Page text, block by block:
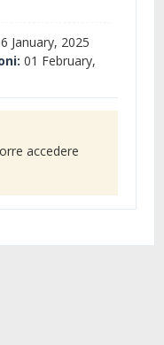
January, 2025
01 February,
accedere